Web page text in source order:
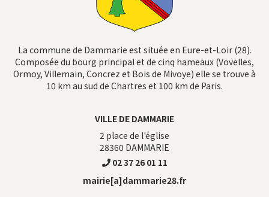
La commune de Dammarie est située en Eure-et-Loir (28).
Composée du bourg principal et de cinq hameaux (Vovelles,
Ormoy, Villemain, Concrez et Bois de Mivoye) elle se trouve à
10 km au sud de Chartres et 100 km de Paris.
VILLE DE DAMMARIE
2 place de l'église
28360 DAMMARIE
02 37 26 01 11
mairie[a]dammarie28.fr